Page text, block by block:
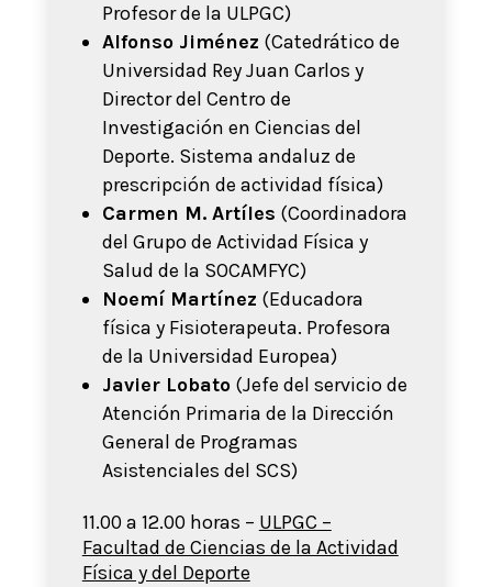
Profesor de la ULPGC)
Alfonso Jiménez (Catedrático de
Universidad Rey Juan Carlos y
Director del Centro de
Investigación en Ciencias del
Deporte. Sistema andaluz de
prescripción de actividad física)
Carmen M. Artíles (Coordinadora
del Grupo de Actividad Física y
Salud de la SOCAMFYC)
Noemí Martínez (Educadora
física y Fisioterapeuta. Profesora
de la Universidad Europea)
Javier Lobato(Jefe del servicio de
Atención Primaria de la Dirección
General de Programas
Asistenciales del SCS)
11.00 a 12.00 horas – ULPGC –
Facultad de Ciencias de la Actividad
Física y del Deporte